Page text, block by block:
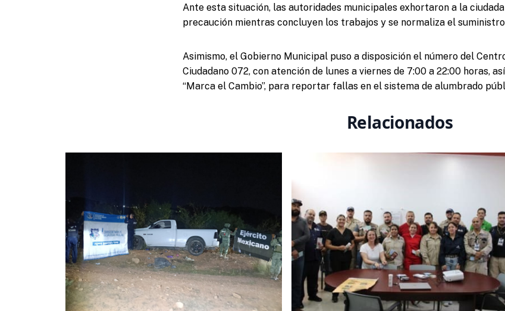
Ante esta situación, las autoridades municipales exhortaron a la
precaución mientras concluyen los trabajos y se normaliza el
Asimismo, el Gobierno Municipal puso a disposición el número del
Ciudadano 072, con atención de lunes a viernes de 7:00 a 22:00 horas,
“Marca el Cambio”, para reportar fallas en el sistema de alumbrado
Relacionados